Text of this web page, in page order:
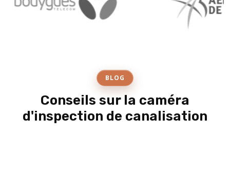
BLOG
Conseils sur la caméra
d'inspection de canalisation